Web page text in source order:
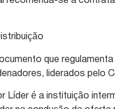
que
liderados pelo
Líder é a instituição